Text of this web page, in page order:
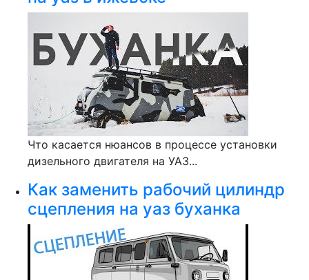
Что касается нюансов в процессе установки
дизельного двигателя на УАЗ...
Как заменить рабочий цилиндр
сцепления на уаз буханка